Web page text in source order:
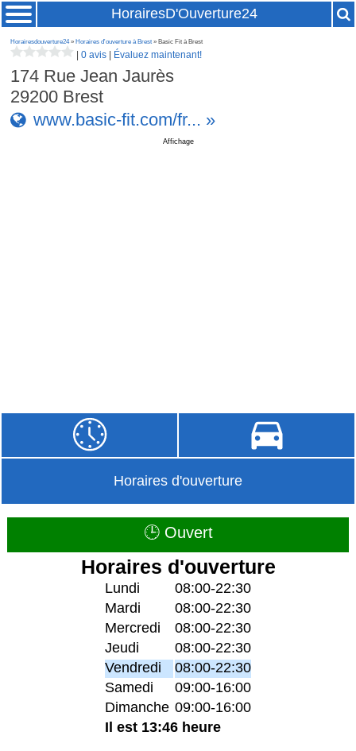
HorairesD'Ouverture24
Horairesdouverture24» Horaires d'ouverture à Brest » Basic Fit à Brest
|0 avis Évaluez maintenant!
174 Rue Jean Jaurès
29200 Brest
www.basic-fit.com/fr... »
Affichage
Horaires d'ouverture
🕒 Ouvert
Horaires d'ouverture
Lundi
08:00-22:30
Mardi
08:00-22:30
Mercredi
08:00-22:30
Jeudi
08:00-22:30
Vendredi
08:00-22:30
Samedi
09:00-16:00
Dimanche 09:00-16:00
Il est 13:46 heure